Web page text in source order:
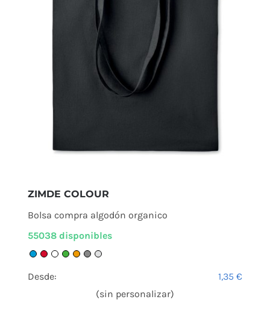
ZIMDE COLOUR
Bolsa compra algodón organico
55038 disponibles
Desde: 1,35€
(sin personalizar)